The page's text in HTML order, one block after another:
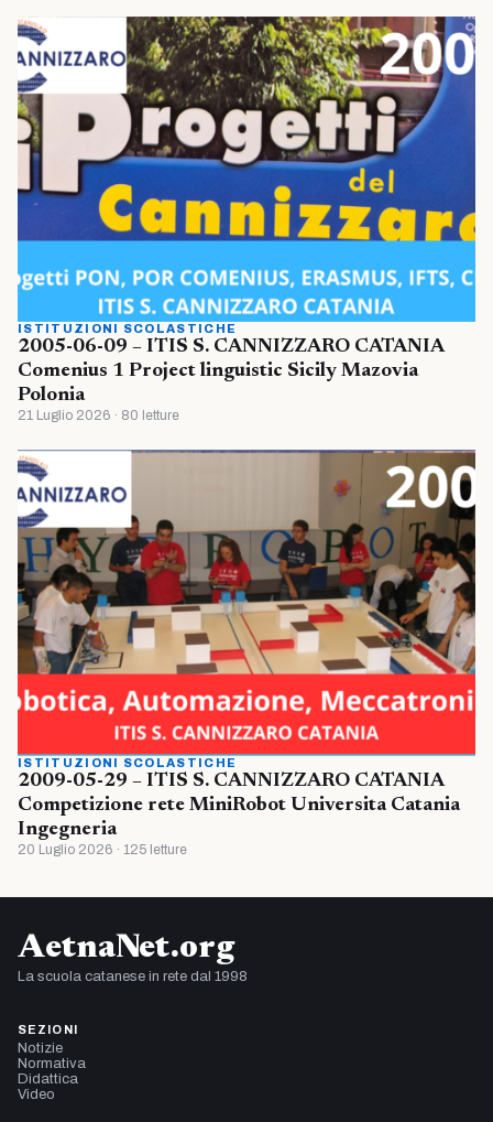
ISTITUZIONI SCOLASTICHE
2005-06-09 – ITIS S. CANNIZZARO CATANIA
Comenius 1 Project linguistic Sicily Mazovia
Polonia
21 Luglio 2026 · 80 letture
ISTITUZIONI SCOLASTICHE
2009-05-29 – ITIS S. CANNIZZARO CATANIA
Competizione rete MiniRobot Universita Catania
Ingegneria
20 Luglio 2026 · 125 letture
AetnaNet.org
La scuola catanese in rete dal 1998
SEZIONI
Notizie
Normativa
Didattica
Video